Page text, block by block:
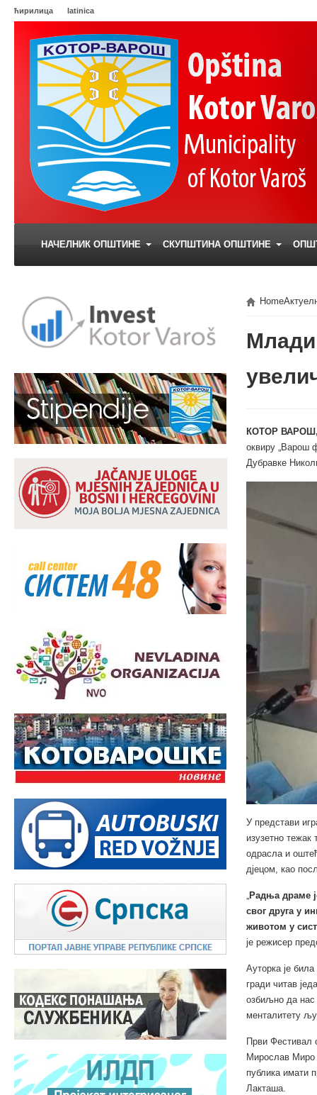
ћирилица latinica
НАЧЕЛНИК ОПШТИНЕ СКУПШТИНА ОПШТИНЕ
Home
КОТОР
оквиру „Варош
Дубравке
У представи
изузетно тежак
одрасла и
дјецом, као
„Радња драме
свог друга у
животом у
је режисер
Ауторка је
гради читав
озбиљно да нас
менталитету
Први Фестивал
Мирослав Миро
публика имати
Лакташа.